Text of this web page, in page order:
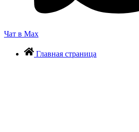
Чат в Max
Главная страница